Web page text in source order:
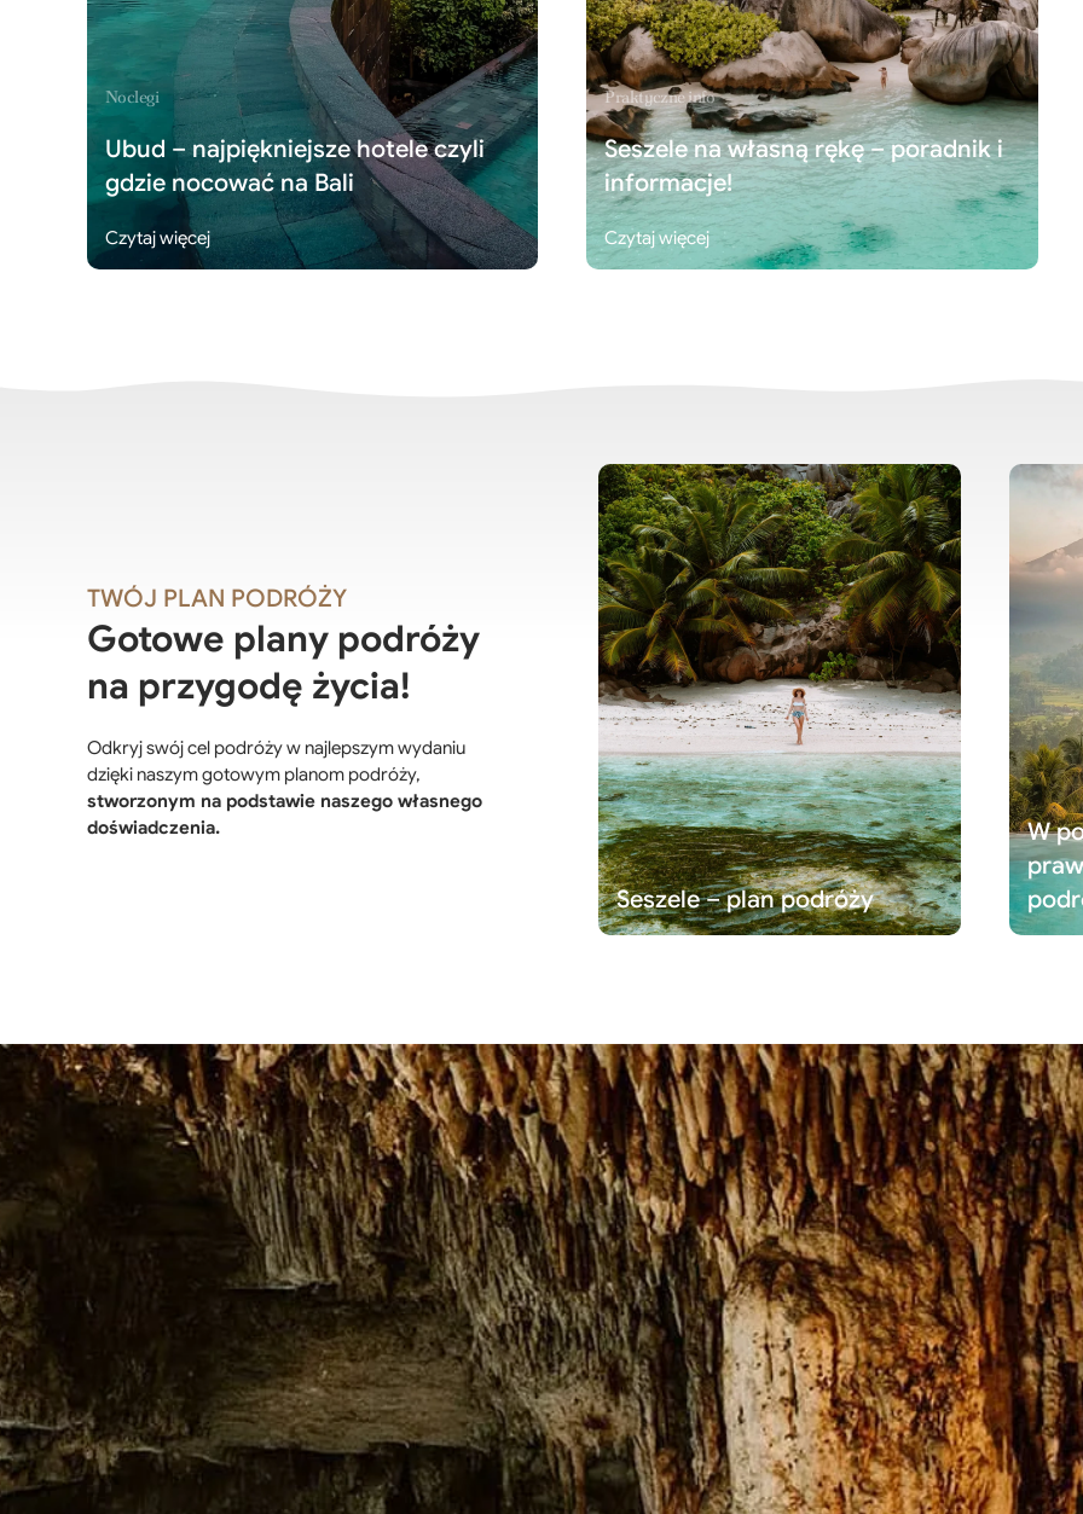
Noclegi
Ubud – najpiękniejsze hotele czyli
gdzie nocować na Bali
Czytaj więcej
Praktyczne info
Seszele na własną rękę – poradnik i
informacje!
Czytaj więcej
TWÓJ PLAN PODRÓŻY
Gotowe plany podróży
na przygodę życia!
Odkryj swój cel podróży w najlepszym wydaniu
dzięki naszym gotowym planom podróży,
stworzonym na podstawie naszego własnego
doświadczenia.
Seszele – plan podróży
W